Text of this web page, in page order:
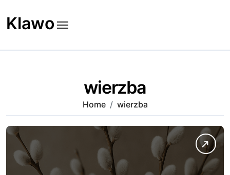
to
content
Klawo
wierzba
Home wierzba